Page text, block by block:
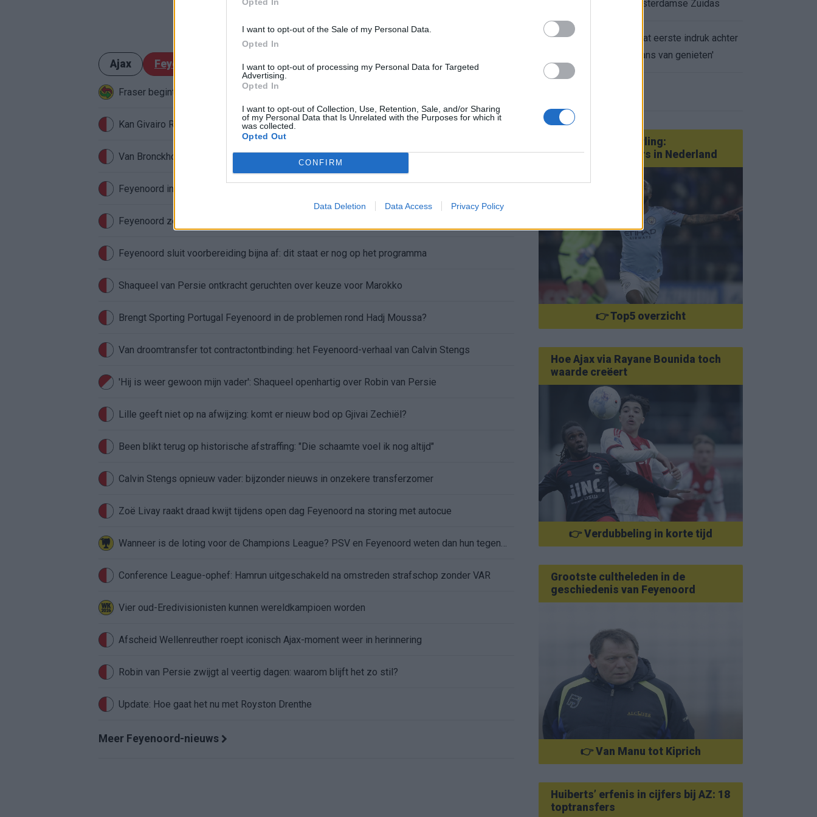
I want to opt-out of the Sale of my Personal Data.
Opted In
I want to opt-out of processing my Personal Data for Targeted
Advertising.
Opted In
I want to opt-out of Collection, Use, Retention, Sale, and/or Sharing
of my Personal Data that Is Unrelated with the Purposes for which it
was collected.
Opted Out
CONFIRM
Data Deletion Data Access Privacy Policy
Ajax Feyenoord PSV
Fraser begint aan nieuwe uitdaging: oud-Feyenoorder tekent als bondscoach
Van Bronckhorst voert druk op: Feyenoord wil op deze twee posities nog versterken
Feyenoord incasseert miljoenen: transfer Leo Sauer naar Stuttgart bijna rond
Feyenoord zet deur open voor miljoenen: Ueda en Hadj Moussa mogen vertrekken
Feyenoord sluit voorbereiding bijna af: dit staat er nog op het programma
Shaqueel van Persie ontkracht geruchten over keuze voor Marokko
Brengt Sporting Portugal Feyenoord in de problemen rond Hadj Moussa?
Van droomtransfer tot contractontbinding: het Feyenoord-verhaal van Calvin Stengs
'Hij is weer gewoon mijn vader': Shaqueel openhartig over Robin van Persie
Lille geeft niet op na afwijzing: komt er nieuw bod op Gjivai Zechiël?
Been blikt terug op historische afstraffing: "Die schaamte voel ik nog altijd"
Calvin Stengs opnieuw vader: bijzonder nieuws in onzekere transferzomer
Zoë Livay raakt draad kwijt tijdens open dag Feyenoord na storing met autocue
Wanneer is de loting voor de Champions League? PSV en Feyenoord weten dan hun tegenstanders
Conference League-ophef: Hamrun uitgeschakeld na omstreden strafschop zonder VAR
Vier oud-Eredivisionisten kunnen wereldkampioen worden
Afscheid Wellenreuther roept iconisch Ajax-moment weer in herinnering
Robin van Persie zwijgt al veertig dagen: waarom blijft het zo stil?
Update: Hoe gaat het nu met Royston Drenthe
Meer Feyenoord-nieuws
appartement op Amsterdamse Zuidas
Marcos Leonardo laat eerste indruk achter
bij Ajax: 'Hier gaan fans van genieten'
Van Götze tot Sterling:
statementtransfers in Nederland
👉 Top5 overzicht
Hoe Ajax via Rayane Bounida toch
waarde creëert
👉 Verdubbeling in korte tijd
Grootste cultheleden in de
geschiedenis van Feyenoord
👉 Van Manu tot Kiprich
Huiberts’ erfenis in cijfers bij AZ: 18
toptransfers